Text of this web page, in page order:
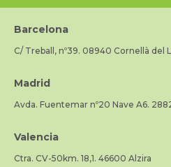
Barcelona
C/ Treball, nº39. 08940 Cornellà del
Madrid
Avda. Fuentemar nº20 Nave A6.
Valencia
Ctra. CV-50km. 18,1. 46600 Alzira